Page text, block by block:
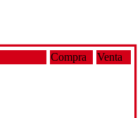
Compra Venta